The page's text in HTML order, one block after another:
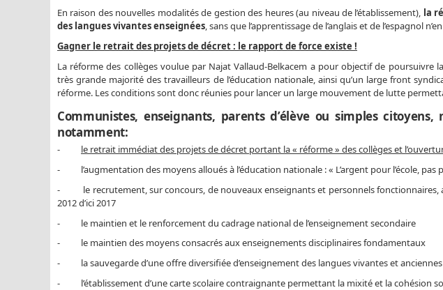
En raison des nouvelles modalités de gestion des heures (au niveau de l’établissement), la
des langues vivantes enseignées, sans que l’apprentissage de l’anglais et de l’espagnol
Gagner le retrait des projets de décret : le rapport de force existe !
La réforme des collèges voulue par Najat Vallaud-Belkacem a pour objectif de poursuivre
très grande majorité des travailleurs de l’éducation nationale, ainsi qu’un large front
réforme. Les conditions sont donc réunies pour lancer un large mouvement de lutte
Communistes, enseignants, parents d’élève ou simples
notamment:
- le retrait immédiat des projets de décret portant la « réforme » des collèges et
- l’augmentation des moyens alloués à l’éducation nationale : « L’argent pour l’école, pas
- le recrutement, sur concours, de nouveaux enseignants et personnels fonctionnaires,
2012 d’ici 2017
- le maintien et le renforcement du cadrage national de l’enseignement secondaire
- le maintien des moyens consacrés aux enseignements disciplinaires fondamentaux
- la sauvegarde d’une offre diversifiée d’enseignement des langues vivantes et anciennes
- l’établissement d’une carte scolaire contraignante permettant la mixité et la cohésion